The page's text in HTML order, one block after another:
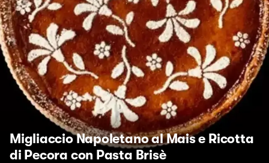
Migliaccio Napoletano al Mais e Ricotta
di Pecora con Pasta Brisè